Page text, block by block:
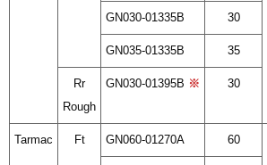
GN030-01335B 30
GN035-01335B 35
Rr
Rough
GN030-01395B ※ 30
Tarmac Ft GN060-01270A 60